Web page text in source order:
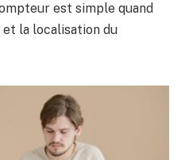
est simple quand
la localisation du